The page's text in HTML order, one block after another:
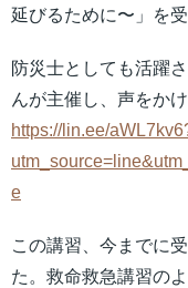
延びるために〜」を
防災士としても活躍
んが主催し、声をか
https://lin.ee/
e
この講習、今までに
た。救命救急講習の